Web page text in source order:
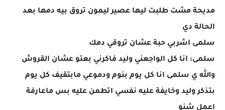
مديحة مشت طلبت ليها عصير ليمون تروق بيه دمها بعد
الحالة دي
سلمى اشربي حبة عشان تروقي دمك
سلمى: انا كل الواجعني وليد فاكرني بعتو عشان القروش
والله ي سلمى انا كل يوم بنوم ودموعي مابتقيف كل يوم
بتذكر وليد وخايفة عليه نفسي اتطمن عليه بس ماعارفة
اعمل شنو